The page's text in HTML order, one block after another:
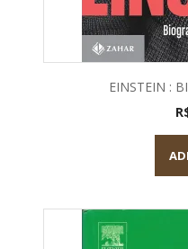
EINSTEIN :